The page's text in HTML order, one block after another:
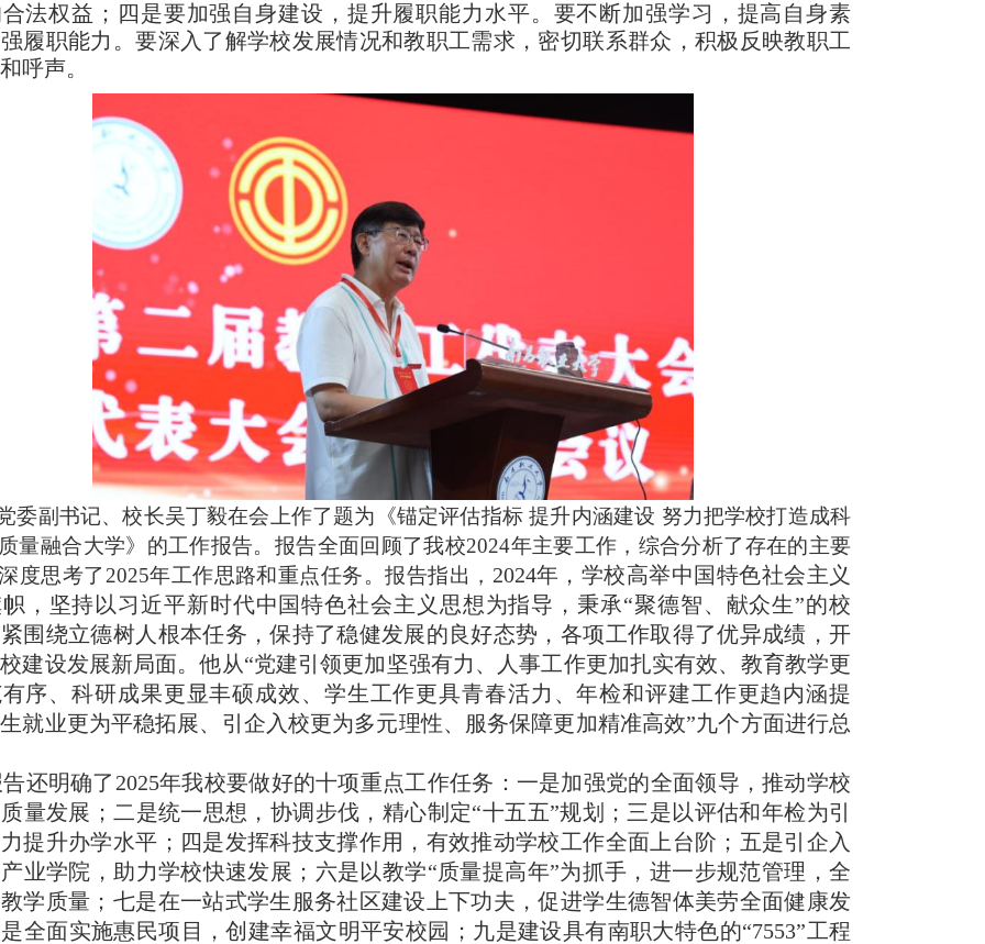
法权益；四是要加强自身建设，提升履职能力水平。要不断加强学习，提高自身素
履职能力。要深入了解学校发展情况和教职工需求，密切联系群众，积极反映教职工
呼声。
委副书记、校长吴丁毅在会上作了题为《锚定评估指标 提升内涵建设 努力把学校打造成科
量融合大学》的工作报告。报告全面回顾了我校2024年主要工作，综合分析了存在的主要
度思考了 2025年工作思路和重点任务。报告指出， 2024年，学校高举中国特色社会主义
，坚持以习近平新时代中国特色社会主义思想为指导，秉承“聚德智、献众生”的校
围绕立德树人根本任务，保持了稳健发展的良好态势，各项工作取得了优异成绩，开
建设发展新局面。他从“党建引领更加坚强有力、人事工作更加扎实有效、教育教学更
序、科研成果更显丰硕成效、学生工作更具青春活力、年检和评建工作更趋内涵提
就业更为平稳拓展、引企入校更为多元理性、服务保障更加精准高效”九个方面进行总
还明确了 2025年我校要做好的十项重点工作任务： 一是加强党的全面领导，推动学校
量发展；二是统一思想，协调步伐，精心制定“十五五”规划；三是以评估和年检为引
提升办学水平；四是发挥科技支撑作用，有效推动学校工作全面上台阶；五是引企入
业学院，助力学校快速发展；六是以教学“质量提高年”为抓手，进一步规范管理，全
学质量；七是在一站式学生服务社区建设上下功夫，促进学生德智体美劳全面健康发
全面实施惠民项目，创建幸福文明平安校园；九是建设具有南职大特色的“7553”工程